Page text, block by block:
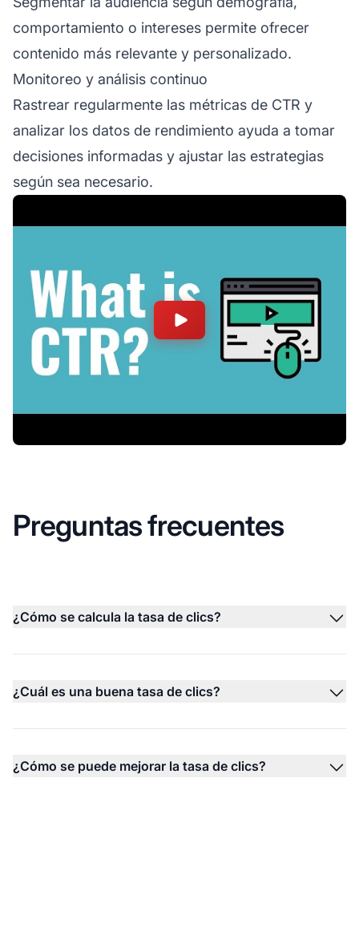
comportamiento o intereses permite ofrecer
contenido más relevante y personalizado.
Monitoreo y análisis continuo
Rastrear regularmente las métricas de CTR y
analizar los datos de rendimiento ayuda a tomar
decisiones informadas y ajustar las estrategias
según sea necesario.
Preguntas frecuentes
¿Cómo se calcula la tasa de clics?
¿Cuál es una buena tasa de clics?
¿Cómo se puede mejorar la tasa de clics?